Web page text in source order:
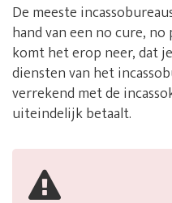
De meeste
hand van een no cure,
komt het erop neer, dat
diensten van het
verrekend met de
uiteindelijk betaalt.